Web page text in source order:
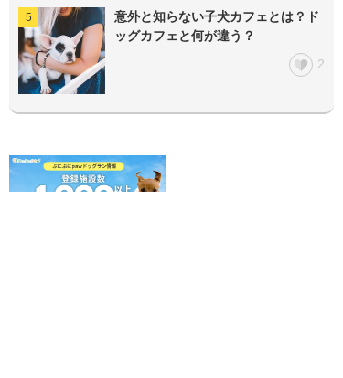
意外と知らない子犬カフェとは？ド
ッグカフェと何が違う？
2